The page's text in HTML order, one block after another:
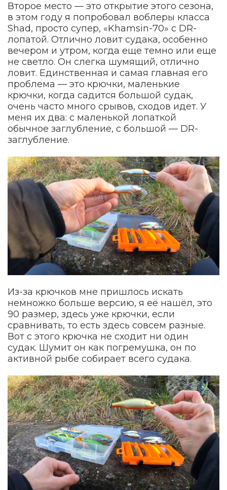
Второе место — это открытие этого сезона,
в этом году я попробовал воблеры класса
Shad, просто супер, «Khamsin-70» с DR-
лопатой. Отлично ловит судака, особенно
вечером и утром, когда еще темно или еще
не светло. Он слегка шумящий, отлично
ловит. Единственная и самая главная его
проблема — это крючки, маленькие
крючки, когда садится большой судак,
очень часто много срывов, сходов идет. У
меня их два: с маленькой лопаткой
обычное заглубление, с большой — DR-
заглубление.
Из-за крючков мне пришлось искать
немножко больше версию, я её нашёл, это
90 размер, здесь уже крючки, если
сравнивать, то есть здесь совсем разные.
Вот с этого крючка не сходит ни один
судак. Шумит он как погремушка, он по
активной рыбе собирает всего судака.